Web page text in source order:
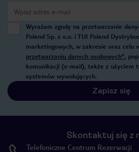
Wyrażam zgodę na przetwarzanie
Poland Sp. z o.o. i TUI Poland
marketingowych, w zakresie oraz celu
przetwarzaniu danych osobowych”,
komunikacji (e-mail), także z użyciem
systemów wywołujących.
Zapisz się
Skontaktuj się z
Telefoniczne Centrum Rezerwacji